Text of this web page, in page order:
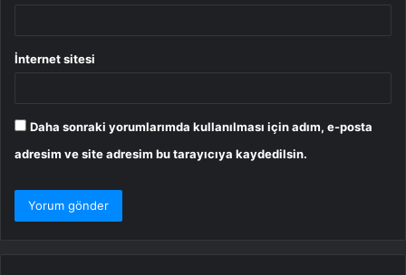
İnternet sitesi
Daha sonraki yorumlarımda kullanılması için adım, e-posta
adresim ve site adresim bu tarayıcıya kaydedilsin.